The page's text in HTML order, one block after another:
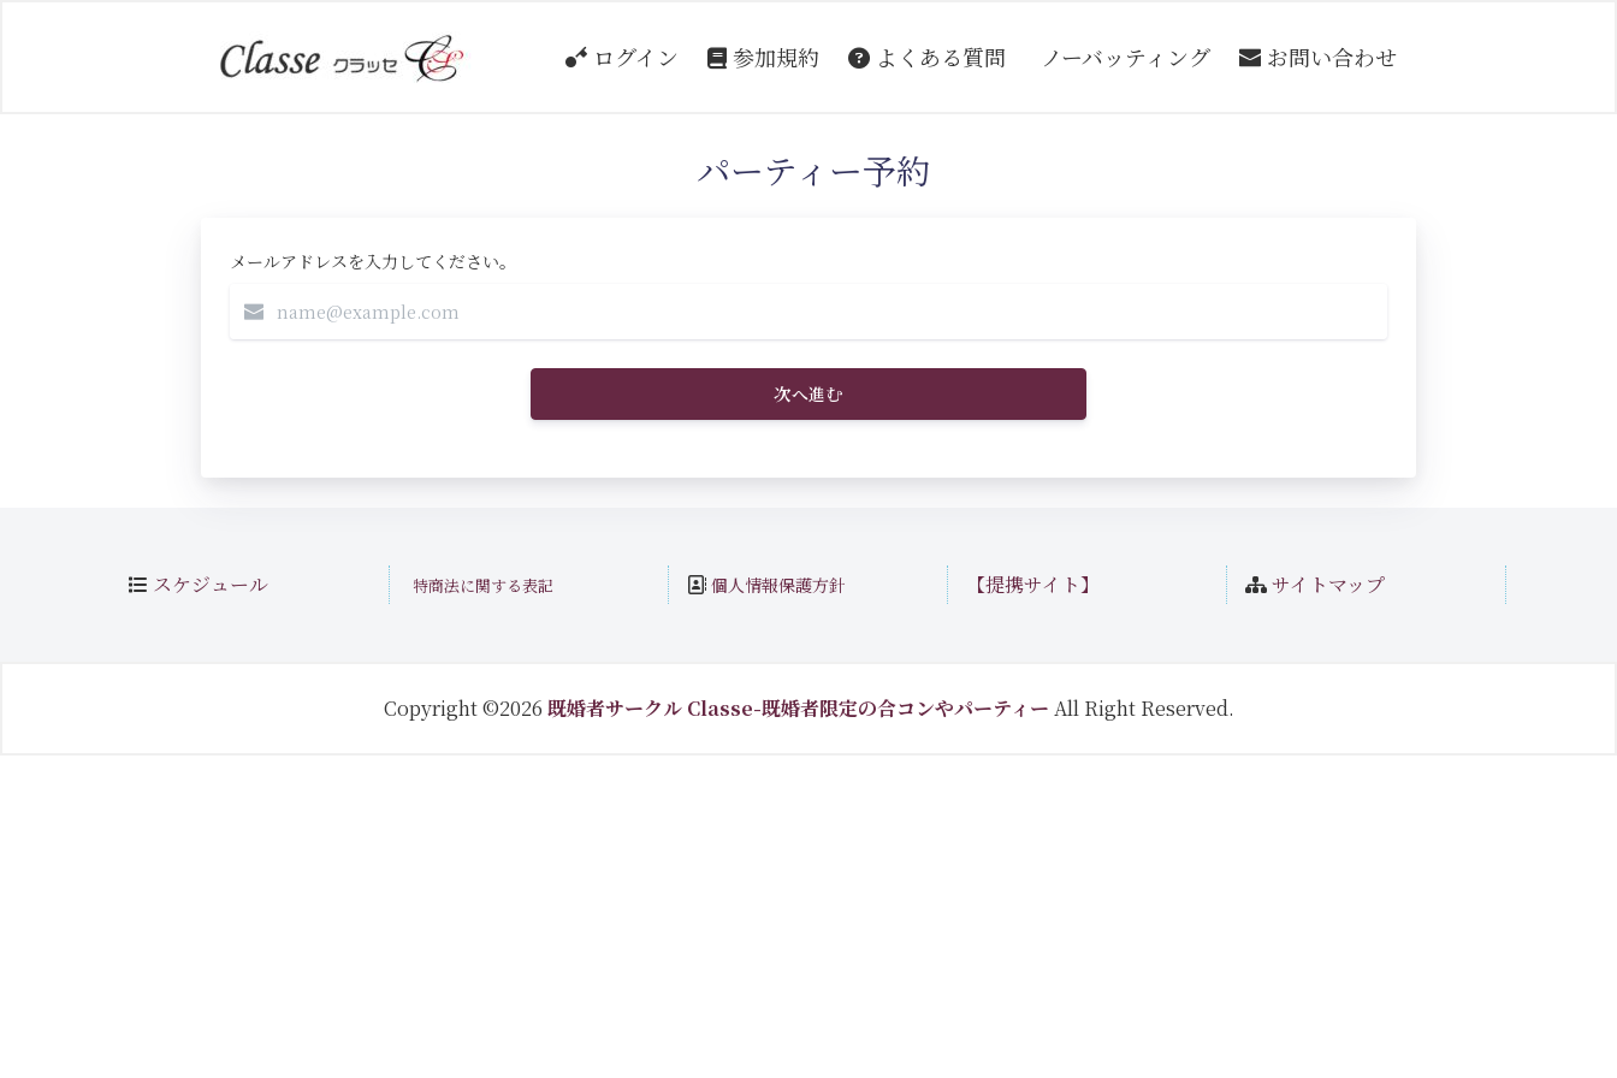
ログイン 参加規約 よくある質問 ノーバッティング お問い合わせ
パーティー予約
メールアドレスを入力してください。
次へ進む
スケジュール 特商法に関する表記 個人情報保護方針 【提携サイト】 サイトマップ
Copyright ©2026 既婚者サークル Classe-既婚者限定の合コンやパーティー All Right Reserved.